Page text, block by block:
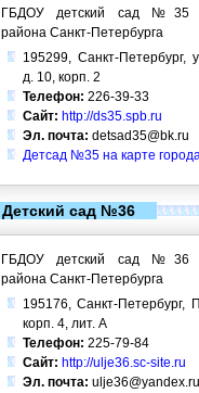
ГБДОУ детский сад №35
района Санкт-Петербурга
195299, Санкт-Петербург,
д. 10, корп. 2
Телефон: 226-39-33
Сайт: http://ds35.spb.ru
Эл. почта: detsad35@bk.ru
Детсад №35 на карте
Детский сад №36
ГБДОУ детский сад №36
района Санкт-Петербурга
195176, Санкт-Петербург,
корп. 4, лит. А
Телефон: 225-79-84
Сайт: http://ulje36.sc-site.ru
Эл. почта: ulje36@yandex.ru